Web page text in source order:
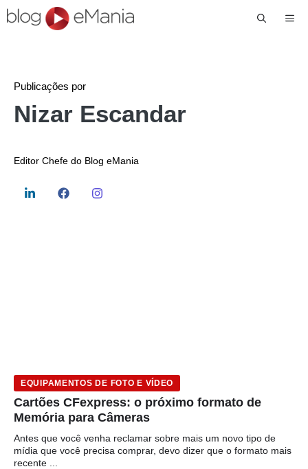
Publicações por
Nizar Escandar
Editor Chefe do Blog eMania
EQUIPAMENTOS DE FOTO E VÍDEO
Cartões CFexpress: o próximo formato de
Memória para Câmeras
Antes que você venha reclamar sobre mais um novo tipo de
mídia que você precisa comprar, devo dizer que o formato mais
recente ...